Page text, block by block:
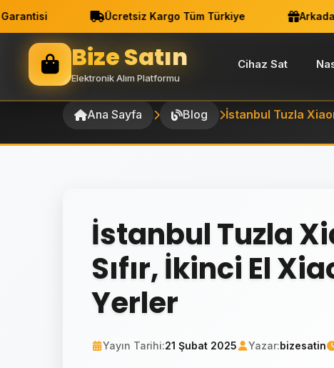
Ücretsiz Kargo Tüm Türkiye
Bize Satın
Elektronik Alım Platformu
Cihaz Sat
Ana Sayfa Blog İstanbul Tuzla
İstanbul Tuzla
Sıfır, İkinci El
Yerler
Yayın Tarihi:21 Şubat 2025 Yazar:bizesatin